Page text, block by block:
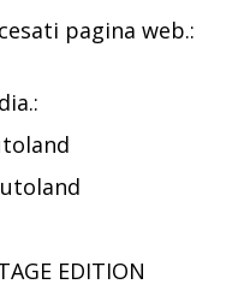
pagina web.:
EDITION